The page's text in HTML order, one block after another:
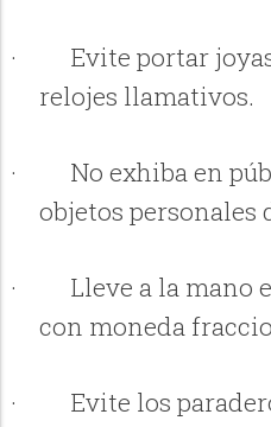
·
Evite portar
relojes llamativos.
·
No exhiba en
objetos personales
·
Lleve a la mano
con moneda
·
Evite los